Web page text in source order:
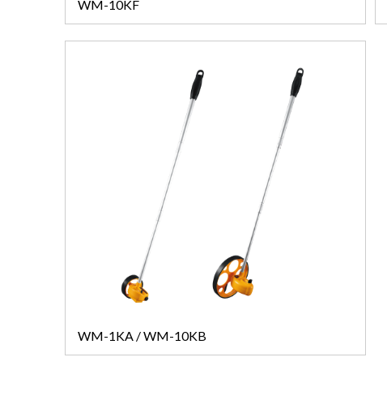
WM-10KF
WM-1KA / WM-10KB